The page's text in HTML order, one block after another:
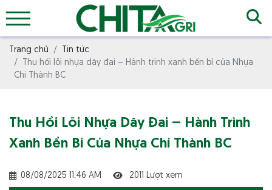
Trang chủ
Tin tức
Thu hồi lõi nhựa dây đai – Hành trình xanh bền bỉ của Nhựa
Chí Thành BC
Thu Hồi Lõi Nhựa Dây Đai – Hành Trình
Xanh Bền Bỉ Của Nhựa Chí Thành BC
08/08/2025 11:46 AM 2011 Lượt xem